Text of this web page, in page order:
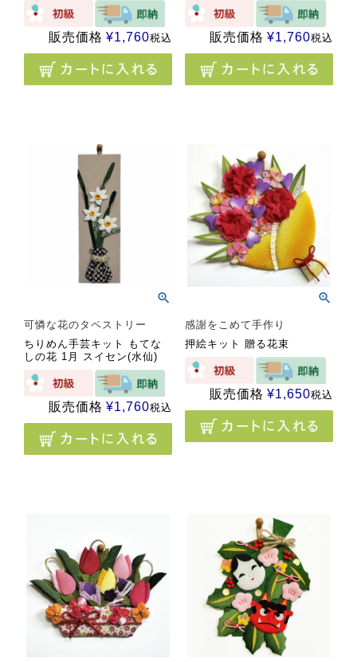
販売価格 ¥1,760税込 販売価格 ¥1,760税込
可憐な花のタペストリー
ちりめん手芸キット もてな
しの花 1月 スイセン(水仙)
販売価格 ¥1,760税込
感謝をこめて手作り
押絵キット 贈る花束
販売価格 ¥1,650税込